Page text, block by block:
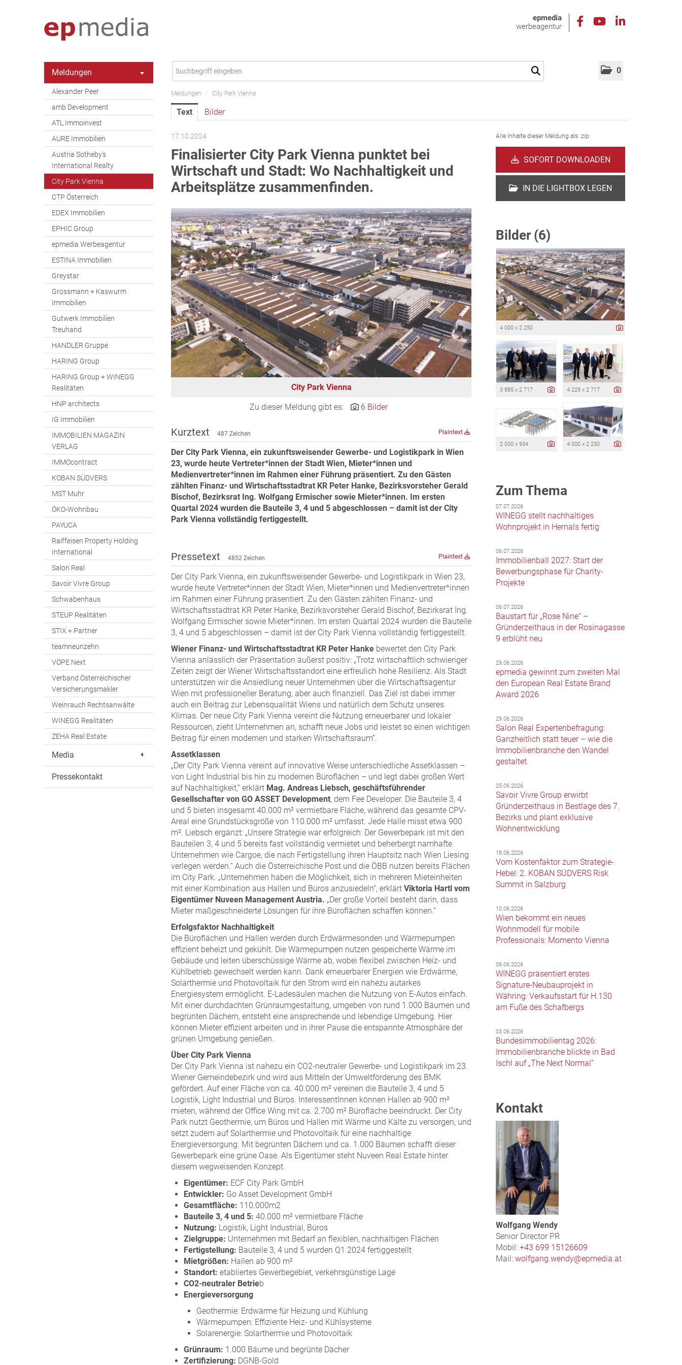
epmedia
werbeagentur
0
Meldungen
Alexander Peer
amb Development
ATL Immoinvest
AURE Immobilien
Austria Sotheby's
International Realty
City Park Vienna
CTP Österreich
EDEX Immobilien
EPHIC Group
epmedia Werbeagentur
ESTINA Immobilien
Greystar
Grossmann + Kaswurm
Immobilien
Gutwerk Immobilien
Treuhand
HANDLER Gruppe
HARING Group
HARING Group + WINEGG
Realitäten
HNP architects
IG Immobilien
IMMOBILIEN MAGAZIN
VERLAG
IMMOcontract
KOBAN SÜDVERS
MST Muhr
ÖKO-Wohnbau
PAYUCA
Raiffeisen Property Holding
International
Salon Real
Savoir Vivre Group
Schwabenhaus
STEUP Realitäten
STIX + Partner
teamneunzehn
VÖPE Next
Verband Österreichischer
Versicherungsmakler
Weinrauch Rechtsanwälte
WINEGG Realitäten
ZEHA Real Estate
Media
Pressekontakt
Meldungen / City Park Vienna
Text Bilder
17.10.2024
Finalisierter City Park Vienna punktet bei
Wirtschaft und Stadt: Wo Nachhaltigkeit und
Arbeitsplätze zusammenfinden.
City Park Vienna
Zu dieser Meldung gibt es: 6 Bilder
Kurztext 487 Zeichen Plaintext
Der City Park Vienna, ein zukunftsweisender Gewerbe- und Logistikpark in Wien
23, wurde heute Vertreter*innen der Stadt Wien, Mieter*innen und
Medienvertreter*innen im Rahmen einer Führung präsentiert. Zu den Gästen
zählten Finanz- und Wirtschaftsstadtrat KR Peter Hanke, Bezirksvorsteher Gerald
Bischof, Bezirksrat Ing. Wolfgang Ermischer sowie Mieter*innen. Im ersten
Quartal 2024 wurden die Bauteile 3, 4 und 5 abgeschlossen – damit ist der City
Park Vienna vollständig fertiggestellt.
Pressetext 4852 Zeichen Plaintext
Der City Park Vienna, ein zukunftsweisender Gewerbe- und Logistikpark in Wien 23,
wurde heute Vertreter*innen der Stadt Wien, Mieter*innen und Medienvertreter*innen
im Rahmen einer Führung präsentiert. Zu den Gästen zählten Finanz- und
Wirtschaftsstadtrat KR Peter Hanke, Bezirksvorsteher Gerald Bischof, Bezirksrat Ing.
Wolfgang Ermischer sowie Mieter*innen. Im ersten Quartal 2024 wurden die Bauteile
3, 4 und 5 abgeschlossen – damit ist der City Park Vienna vollständig fertiggestellt.
Wiener Finanz- und Wirtschaftsstadtrat KR Peter Hanke bewertet den City Park
Vienna anlässlich der Präsentation äußerst positiv: „Trotz wirtschaftlich schwieriger
Zeiten zeigt der Wiener Wirtschaftsstandort eine erfreulich hohe Resilienz. Als Stadt
unterstützen wir die Ansiedlung neuer Unternehmen über die Wirtschaftsagentur
Wien mit professioneller Beratung, aber auch finanziell. Das Ziel ist dabei immer
auch ein Beitrag zur Lebensqualität Wiens und natürlich dem Schutz unseres
Klimas. Der neue City Park Vienna vereint die Nutzung erneuerbarer und lokaler
Ressourcen, zieht Unternehmen an, schafft neue Jobs und leistet so einen wichtigen
Beitrag für einen modernen und starken Wirtschaftsraum“.
Assetklassen
„Der City Park Vienna vereint auf innovative Weise unterschiedliche Assetklassen –
von Light Industrial bis hin zu modernen Büroflächen – und legt dabei großen Wert
auf Nachhaltigkeit,“ erklärt Mag. Andreas Liebsch, geschäftsführender
Gesellschafter von GO ASSET Development, dem Fee Developer. Die Bauteile 3, 4
und 5 bieten insgesamt 40.000 m² vermietbare Fläche, während das gesamte CPV-
Areal eine Grundstücksgröße von 110.000 m² umfasst. Jede Halle misst etwa 900
m². Liebsch ergänzt: „Unsere Strategie war erfolgreich: Der Gewerbepark ist mit den
Bauteilen 3, 4 und 5 bereits fast vollständig vermietet und beherbergt namhafte
Unternehmen wie Cargoe, die nach Fertigstellung ihren Hauptsitz nach Wien Liesing
verlegen werden.“ Auch die Österreichische Post und die ÖBB nutzen bereits Flächen
im City Park. „Unternehmen haben die Möglichkeit, sich in mehreren Mieteinheiten
mit einer Kombination aus Hallen und Büros anzusiedeln“, erklärt Viktoria Hartl vom
Eigentümer Nuveen Management Austria. „Der große Vorteil besteht darin, dass
Mieter maßgeschneiderte Lösungen für ihre Büroflächen schaffen können.“
Erfolgsfaktor Nachhaltigkeit
Die Büroflächen und Hallen werden durch Erdwärmesonden und Wärmepumpen
effizient beheizt und gekühlt. Die Wärmepumpen nutzen gespeicherte Wärme im
Gebäude und leiten überschüssige Wärme ab, wobei flexibel zwischen Heiz- und
Kühlbetrieb gewechselt werden kann. Dank erneuerbarer Energien wie Erdwärme,
Solarthermie und Photovoltaik für den Strom wird ein nahezu autarkes
Energiesystem ermöglicht. E-Ladesäulen machen die Nutzung von E-Autos einfach.
Mit einer durchdachten Grünraumgestaltung, umgeben von rund 1.000 Bäumen und
begrünten Dächern, entsteht eine ansprechende und lebendige Umgebung. Hier
können Mieter effizient arbeiten und in ihrer Pause die entspannte Atmosphäre der
grünen Umgebung genießen.
Über City Park Vienna
Der City Park Vienna ist nahezu ein CO2-neutraler Gewerbe- und Logistikpark im 23.
Wiener Gemeindebezirk und wird aus Mitteln der Umweltförderung des BMK
gefördert. Auf einer Fläche von ca. 40.000 m² vereinen die Bauteile 3, 4 und 5
Logistik, Light Industrial und Büros. InteressentInnen können Hallen ab 900 m²
mieten, während der Office Wing mit ca. 2.700 m² Bürofläche beeindruckt. Der City
Park nutzt Geothermie, um Büros und Hallen mit Wärme und Kälte zu versorgen, und
setzt zudem auf Solarthermie und Photovoltaik für eine nachhaltige
Energieversorgung. Mit begrünten Dächern und ca. 1.000 Bäumen schafft dieser
Gewerbepark eine grüne Oase. Als Eigentümer steht Nuveen Real Estate hinter
diesem wegweisenden Konzept.
Eigentümer: ECF City Park GmbH
Entwickler: Go Asset Development GmbH
Gesamtfläche: 110.000m2
Bauteile 3, 4 und 5: 40.000 m² vermietbare Fläche
Nutzung: Logistik, Light Industrial, Büros
Zielgruppe: Unternehmen mit Bedarf an flexiblen, nachhaltigen Flächen
Fertigstellung: Bauteile 3, 4 und 5 wurden Q1 2024 fertiggestellt
Mietgrößen: Hallen ab 900 m²
Standort: etabliertes Gewerbegebiet, verkehrsgünstige Lage
CO2-neutraler Betrieb
Energieversorgung
Geothermie: Erdwärme für Heizung und Kühlung
Wärmepumpen: Effiziente Heiz- und Kühlsysteme
Solarenergie: Solarthermie und Photovoltaik
Grünraum: 1.000 Bäume und begrünte Dächer
Zertifizierung: DGNB-Gold
Alle Inhalte dieser Meldung als .zip:
SOFORT DOWNLOADEN
IN DIE LIGHTBOX LEGEN
Bilder (6)
4 000 x 2 250
3 885 x 2 717 4 229 x 2 717
2 000 x 934 4 000 x 2 250
Zum Thema
07.07.2026
WINEGG stellt nachhaltiges
Wohnprojekt in Hernals fertig
06.07.2026
Immobilienball 2027: Start der
Bewerbungsphase für Charity-
Projekte
06.07.2026
Baustart für „Rose Nine“ –
Gründerzeithaus in der Rosinagasse
9 erblüht neu
29.06.2026
epmedia gewinnt zum zweiten Mal
den European Real Estate Brand
Award 2026
29.06.2026
Salon Real Expertenbefragung:
Ganzheitlich statt teuer – wie die
Immobilienbranche den Wandel
gestaltet.
25.06.2026
Savoir Vivre Group erwirbt
Gründerzeithaus in Bestlage des 7.
Bezirks und plant exklusive
Wohnentwicklung
18.06.2026
Vom Kostenfaktor zum Strategie-
Hebel: 2. KOBAN SÜDVERS Risk
Summit in Salzburg
10.06.2026
Wien bekommt ein neues
Wohnmodell für mobile
Professionals: Momento Vienna
09.06.2026
WINEGG präsentiert erstes
Signature-Neubauprojekt in
Währing: Verkaufsstart für H.130
am Fuße des Schafbergs
03.06.2026
Bundesimmobilientag 2026:
Immobilienbranche blickte in Bad
Ischl auf „The Next Normal“
Kontakt
Wolfgang Wendy
Senior Director PR
Mobil:+43 699 15126609
Mail:wolfgang.wendy@epmedia.at